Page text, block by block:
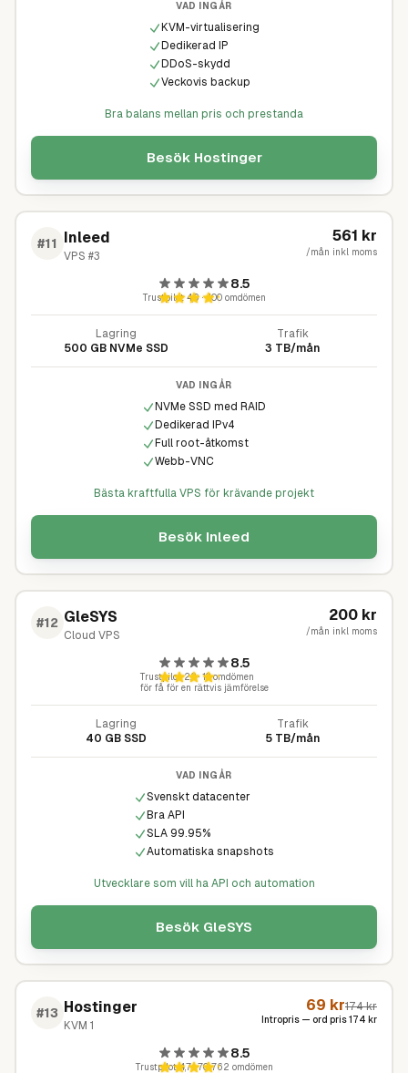
VAD INGÅR
KVM-virtualisering
Dedikerad IP
DDoS-skydd
Veckovis backup
Bra balans mellan pris och prestanda
Besök Hostinger
#11 Inleed
VPS #3
561 kr
/mån inkl moms
8.5
Trustpilot4,9· 400omdömen
Lagring
500 GB NVMe SSD
Trafik
3 TB/mån
VAD INGÅR
NVMe SSD med RAID
Dedikerad IPv4
Full root-åtkomst
Webb-VNC
Bästa kraftfulla VPS för krävande projekt
Besök Inleed
#12 GleSYS
Cloud VPS
200 kr
/mån inkl moms
8.5
Trustpilot2,3· 13omdömen
för få för en rättvis jämförelse
Lagring
40 GB SSD
Trafik
5 TB/mån
VAD INGÅR
Svenskt datacenter
Bra API
SLA 99.95%
Automatiska snapshots
Utvecklare som vill ha API och automation
Besök GleSYS
#13 Hostinger
KVM 1
69 kr174kr
Intropris — ord pris174 kr
8.5
Trustpilot4,7· 70 762 omdömen